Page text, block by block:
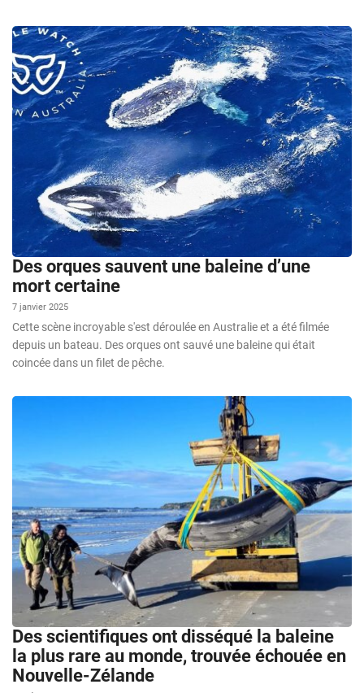
Des orques sauvent une baleine d’une
mort certaine
7 janvier 2025
Cette scène incroyable s'est déroulée en Australie et a été filmée
depuis un bateau. Des orques ont sauvé une baleine qui était
coincée dans un filet de pêche.
Des scientifiques ont disséqué la baleine
la plus rare au monde, trouvée échouée en
Nouvelle-Zélande